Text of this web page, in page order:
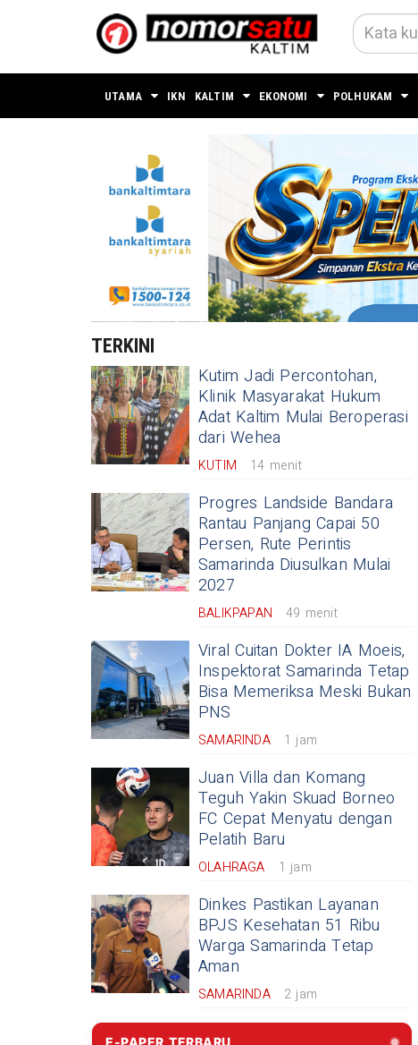
UTAMA IKN KALTIM EKONOMI POLHUKAM
TERKINI
Kutim Jadi Percontohan,
Klinik Masyarakat Hukum
Adat Kaltim Mulai Beroperasi
dari Wehea
KUTIM 14 menit
Progres Landside Bandara
Rantau Panjang Capai 50
Persen, Rute Perintis
Samarinda Diusulkan Mulai
2027
BALIKPAPAN 49 menit
Viral Cuitan Dokter IA Moeis,
Inspektorat Samarinda Tetap
Bisa Memeriksa Meski Bukan
PNS
SAMARINDA 1 jam
Juan Villa dan Komang
Teguh Yakin Skuad Borneo
FC Cepat Menyatu dengan
Pelatih Baru
OLAHRAGA 1 jam
Dinkes Pastikan Layanan
BPJS Kesehatan 51 Ribu
Warga Samarinda Tetap
Aman
SAMARINDA 2 jam
E-PAPER TERBARU